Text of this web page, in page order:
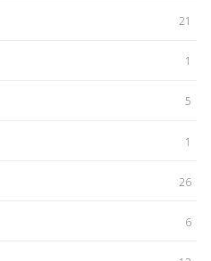
21
1
5
1
26
6